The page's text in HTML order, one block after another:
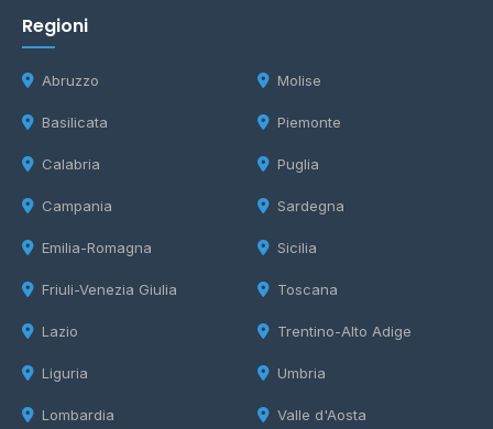
Regioni
Abruzzo
Basilicata
Calabria
Campania
Emilia-Romagna
Friuli-Venezia Giulia
Lazio
Liguria
Lombardia
Molise
Piemonte
Puglia
Sardegna
Sicilia
Toscana
Trentino-Alto Adige
Umbria
Valle d'Aosta